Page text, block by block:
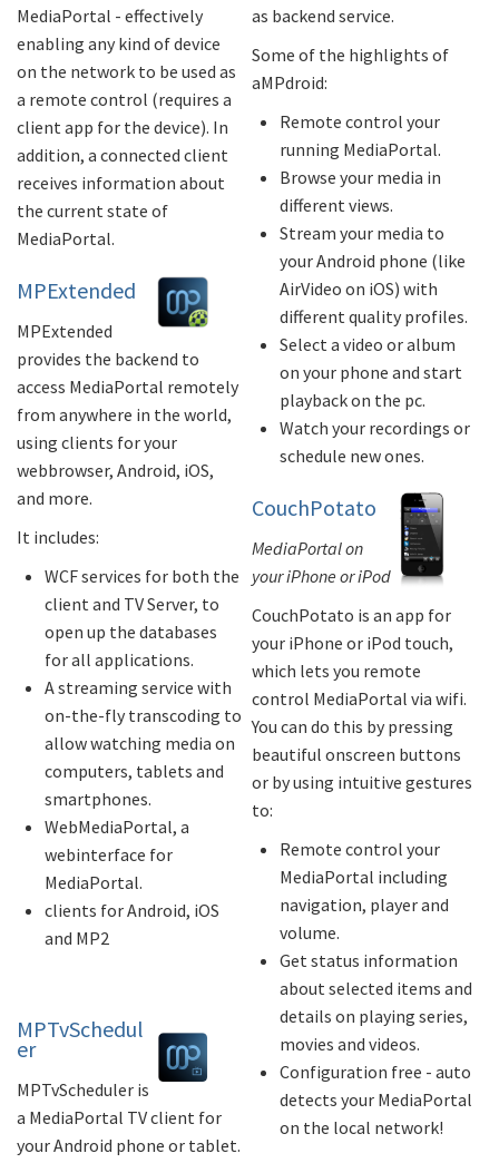
MediaPortal - effectively
enabling any kind of device
on the network to be used as
a remote control (requires a
client app for the device). In
addition, a connected client
receives information about
the current state of
MediaPortal.
MPExtended
MPExtended
provides the backend to
access MediaPortal remotely
from anywhere in the world,
using clients for your
webbrowser, Android, iOS,
and more.
It includes:
WCF services for both the
client and TV Server, to
open up the databases
for all applications.
A streaming service with
on-the-fly transcoding to
allow watching media on
computers, tablets and
smartphones.
WebMediaPortal, a
webinterface for
MediaPortal.
clients for Android, iOS
and MP2
MPTvSchedul
er
MPTvScheduler is
a MediaPortal TV client for
your Android phone or tablet.
as backend service.
Some of the highlights of
aMPdroid:
Remote control your
running MediaPortal.
Browse your media in
different views.
Stream your media to
your Android phone (like
AirVideo on iOS) with
different quality profiles.
Select a video or album
on your phone and start
playback on the pc.
Watch your recordings or
schedule new ones.
CouchPotato
MediaPortal on
your iPhone or iPod
CouchPotato is an app for
your iPhone or iPod touch,
which lets you remote
control MediaPortal via wifi.
You can do this by pressing
beautiful onscreen buttons
or by using intuitive gestures
to:
Remote control your
MediaPortal including
navigation, player and
volume.
Get status information
about selected items and
details on playing series,
movies and videos.
Configuration free - auto
detects your MediaPortal
on the local network!